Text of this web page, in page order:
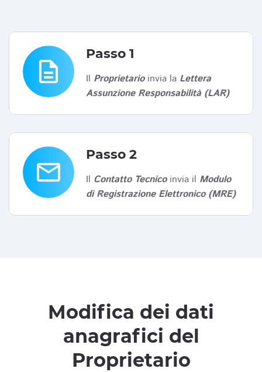
description
Passo 1
Il Proprietarioinvia la Lettera
Assunzione Responsabilità (LAR)
email
Passo 2
Il Contatto Tecnicoinvia il Modulo
di Registrazione Elettronico (MRE)
Modifica dei dati
anagrafici del
Proprietario